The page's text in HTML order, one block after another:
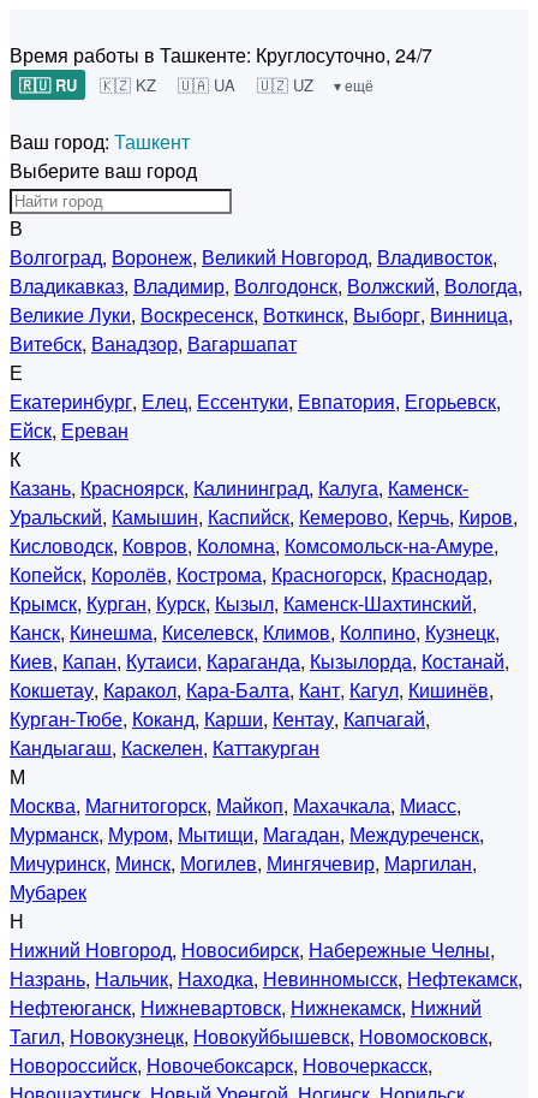
Время работы в Ташкенте: Круглосуточно, 24/7
🇷🇺 RU 🇰🇿 KZ 🇺🇦 UA 🇺🇿 UZ ▾ ещё
Ваш город: Ташкент
Выберите ваш город
В
Волгоград, Воронеж, Великий Новгород, Владивосток,
Владикавказ, Владимир, Волгодонск, Волжский, Вологда,
Великие Луки, Воскресенск, Воткинск, Выборг, Винница,
Витебск, Ванадзор, Вагаршапат
Е
Екатеринбург, Елец, Ессентуки, Евпатория, Егорьевск,
Ейск, Ереван
К
Казань, Красноярск, Калининград, Калуга, Каменск-
Уральский, Камышин, Каспийск, Кемерово, Керчь, Киров,
Кисловодск, Ковров, Коломна, Комсомольск-на-Амуре,
Копейск, Королёв, Кострома, Красногорск, Краснодар,
Крымск, Курган, Курск, Кызыл, Каменск-Шахтинский,
Канск, Кинешма, Киселевск, Климов, Колпино, Кузнецк,
Киев, Капан, Кутаиси, Караганда, Кызылорда, Костанай,
Кокшетау, Каракол, Кара-Балта, Кант, Кагул, Кишинёв,
Курган-Тюбе, Коканд, Карши, Кентау, Капчагай,
Кандыагаш, Каскелен, Каттакурган
М
Москва, Магнитогорск, Майкоп, Махачкала, Миасс,
Мурманск, Муром, Мытищи, Магадан, Междуреченск,
Мичуринск, Минск, Могилев, Мингячевир, Маргилан,
Мубарек
Н
Нижний Новгород, Новосибирск, Набережные Челны,
Назрань, Нальчик, Находка, Невинномысск, Нефтекамск,
Нефтеюганск, Нижневартовск, Нижнекамск, Нижний
Тагил, Новокузнецк, Новокуйбышевск, Новомосковск,
Новороссийск, Новочебоксарск, Новочеркасск,